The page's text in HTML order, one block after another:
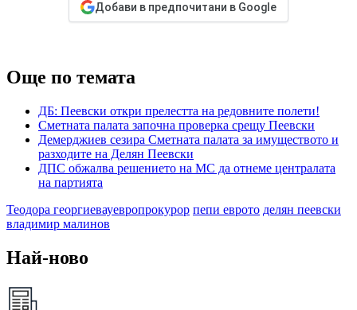
Добави в предпочитани в Google
Още по темата
ДБ: Пеевски откри прелестта на редовните полети!
Сметната палата започна проверка срещу Пеевски
Демерджиев сезира Сметната палата за имуществото и
разходите на Делян Пеевски
ДПС обжалва решението на МС да отнеме централата
на партията
Теодора георгиевауевропрокурор пепи еврото делян пеевски
владимир малинов
Най-ново